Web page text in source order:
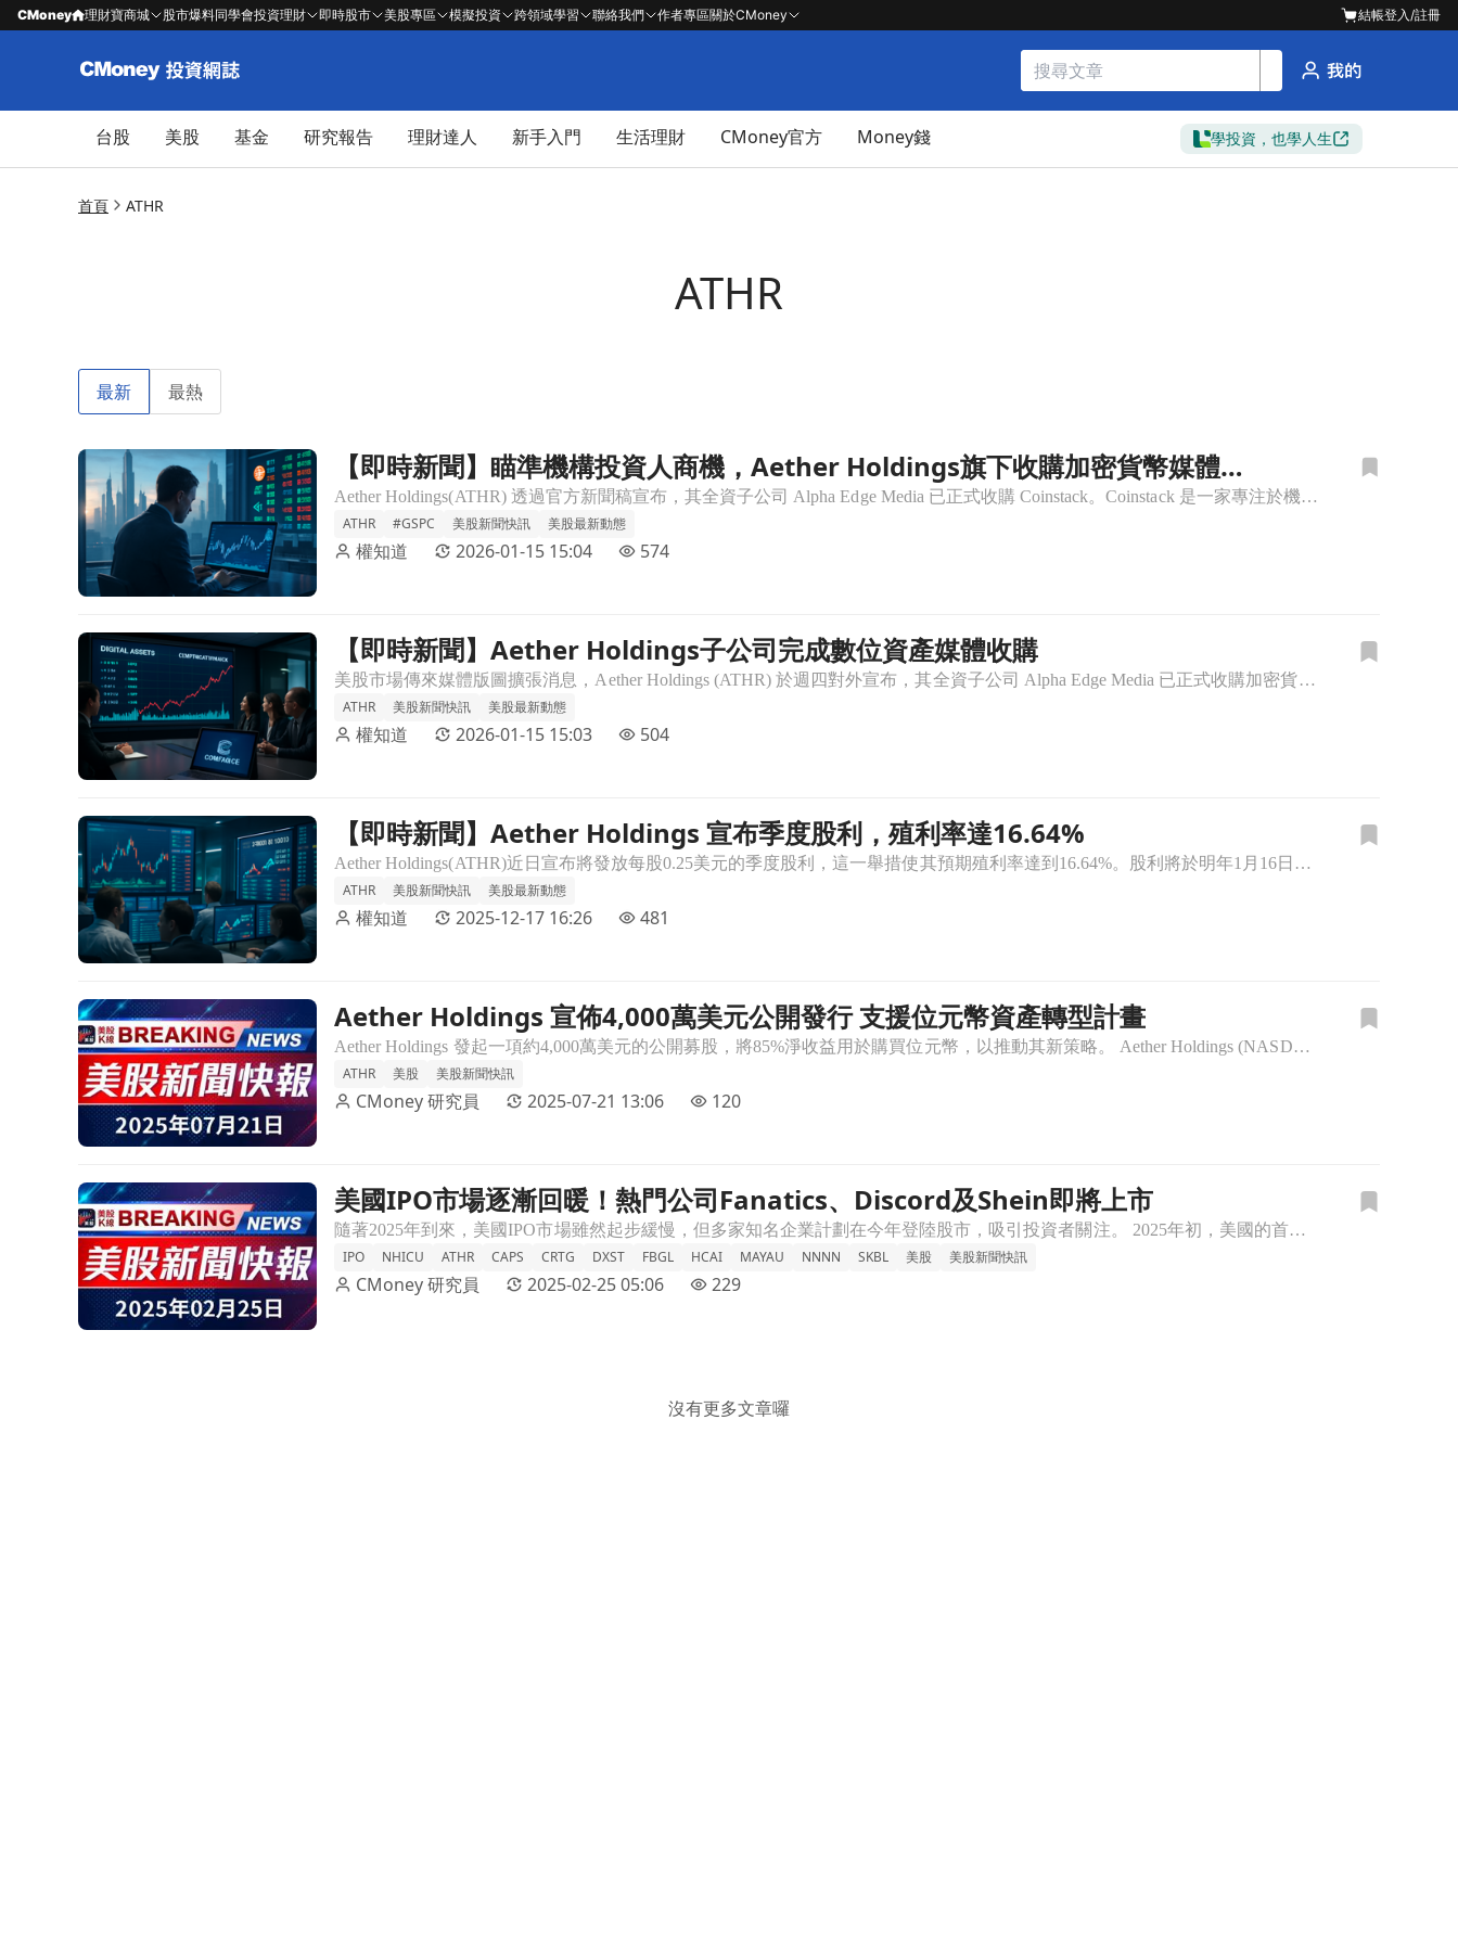
CMoney 理財寶商城 股市爆料同學會投資理財 即時股市 美股專區 模擬投資 跨領域學習 聯絡我們 作者專區關於CMoney 結帳登入/註冊
台股 美股 基金 研究報告 理財達人 新手入門 生活理財 CMoney官方 Money錢 學投資，也學人生
首頁 ATHR
ATHR
最新 最熱
前往【即時新聞】瞄準機構投資人商機，Aether Holdings旗下收購加密貨幣媒體Coinstack文章頁
【即時新聞】瞄準機構投資人商機，Aether Holdings旗下收購加密貨幣媒體
Coinstack
Aether Holdings(ATHR) 透過官方新聞稿宣布，其全資子公司 Alpha Edge Media 已正式收購 Coinstack。Coinstack 是一家專注於機構投資人市場的加密貨幣
ATHR
#GSPC 美股新聞快訊 美股最新動態
權知道 2026-01-15 15:04 574
前往【即時新聞】Aether Holdings子公司完成數位資產媒體收購文章頁【即時新聞】Aether Holdings子公司完成數位資產媒體收購
美股市場傳來媒體版圖擴張消息，Aether Holdings (ATHR) 於週四對外宣布，其全資子公司 Alpha Edge Media 已正式收購加密貨幣電子報與媒體平台 Coinstack。這項
ATHR
美股新聞快訊 美股最新動態
權知道 2026-01-15 15:03 504
前往【即時新聞】Aether Holdings 宣布季度股利，殖利率達16.64%文章頁
【即時新聞】Aether Holdings 宣布季度股利，殖利率達16.64%
Aether Holdings(ATHR)近日宣布將發放每股0.25美元的季度股利，這一舉措使其預期殖利率達到16.64%。股利將於明年1月16日支付，12月31日持有該公司股票的股東將有資格獲得此股
ATHR
美股新聞快訊 美股最新動態
權知道 2025-12-17 16:26 481
前往Aether Holdings 宣佈4,000萬美元公開發行 支援位元幣資產轉型計畫文章頁
Aether Holdings 宣佈4,000萬美元公開發行 支援位元幣資產轉型計畫
Aether Holdings 發起一項約4,000萬美元的公開募股，將85%淨收益用於購買位元幣，以推動其新策略。 Aether Holdings (NASDAQ:ATHR) 近日宣佈啟動一項經承銷
ATHR
美股 美股新聞快訊
CMoney 研究員 2025-07-21 13:06 120
前往美國IPO市場逐漸回暖！熱門公司Fanatics、Discord及Shein即將上市文章頁
美國IPO市場逐漸回暖！熱門公司Fanatics、Discord及Shein即將上市
隨著2025年到來，美國IPO市場雖然起步緩慢，但多家知名企業計劃在今年登陸股市，吸引投資者關注。 2025年初，美國的首次公開募股(IPO)市場顯示出復甦的跡象。儘管開局不如預期，卻有數家備受矚目的
IPO
NHICU ATHR CAPS CRTG DXST FBGL HCAI MAYAU NNNN SKBL 美股 美股新聞快訊
CMoney 研究員 2025-02-25 05:06 229
沒有更多文章囉